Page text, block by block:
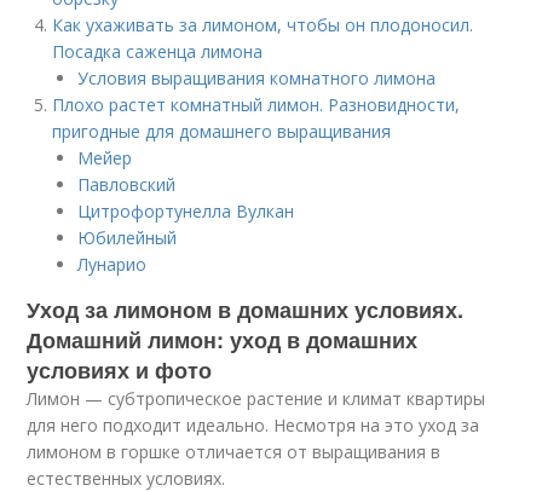
Как ухаживать за лимоном, чтобы он плодоносил.
Посадка саженца лимона
Условия выращивания комнатного лимона
Плохо растет комнатный лимон. Разновидности,
пригодные для домашнего выращивания
Мейер
Павловский
Цитрофортунелла Вулкан
Юбилейный
Лунарио
Уход за лимоном в домашних условиях.
Домашний лимон: уход в домашних
условиях и фото
Лимон — субтропическое растение и климат квартиры
для него подходит идеально. Несмотря на это уход за
лимоном в горшке отличается от выращивания в
естественных условиях.